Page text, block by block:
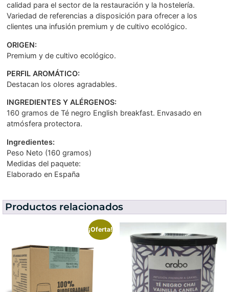
calidad para el sector de la restauración y la hostelería.
Variedad de referencias a disposición para ofrecer a los
clientes una infusión premium y de cultivo ecológico.
ORIGEN:
Premium y de cultivo ecológico.
PERFIL AROMÁTICO:
Destacan los olores agradables.
INGREDIENTES Y ALÉRGENOS:
160 gramos de Té negro English breakfast. Envasado en
atmósfera protectora.
Ingredientes:
Peso Neto (160 gramos)
Medidas del paquete:
Elaborado en España
Productos relacionados
¡Oferta!